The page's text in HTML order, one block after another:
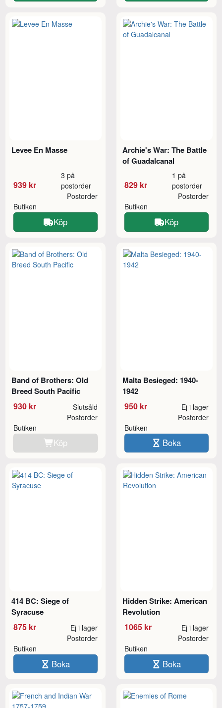
Levee En Masse
939 kr
3 på
postorder
Butiken
Postorder
Köp
Archie's War: The Battle
of Guadalcanal
829 kr
1 på
postorder
Butiken
Postorder
Köp
Band of Brothers: Old
Breed South Pacific
930 kr Slutsåld
Butiken
Postorder
Köp
Malta Besieged: 1940-
1942
950 kr Ej i lager
Butiken
Postorder
Boka
414 BC: Siege of
Syracuse
875 kr Ej i lager
Butiken
Postorder
Boka
Hidden Strike: American
Revolution
1065 kr Ej i lager
Butiken
Postorder
Boka